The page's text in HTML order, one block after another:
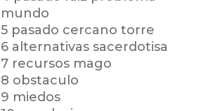
mundo
5 pasado cercano torre
6 alternativas sacerdotisa
7 recursos mago
8 obstaculo
9 miedos